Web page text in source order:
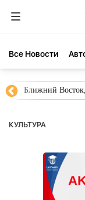
Все Новости
Ближний
КУЛЬТУРА